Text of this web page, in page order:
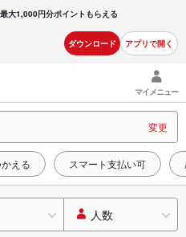
大1,000円分ポイントもらえる
ダウンロード アプリで開く
マイメニュー
変更
える スマート支払い可
人数